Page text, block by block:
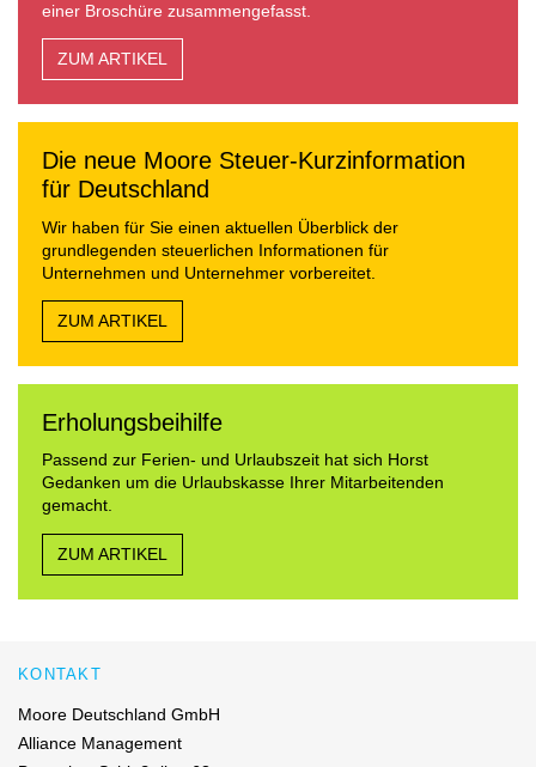
einer Broschüre zusammengefasst.
ZUM ARTIKEL
Die neue Moore Steuer-Kurzinformation
für Deutschland
Wir haben für Sie einen aktuellen Überblick der
grundlegenden steuerlichen Informationen für
Unternehmen und Unternehmer vorbereitet.
ZUM ARTIKEL
Erholungsbeihilfe
Passend zur Ferien- und Urlaubszeit hat sich Horst
Gedanken um die Urlaubskasse Ihrer Mitarbeitenden
gemacht.
ZUM ARTIKEL
KONTAKT
Moore Deutschland GmbH
Alliance Management